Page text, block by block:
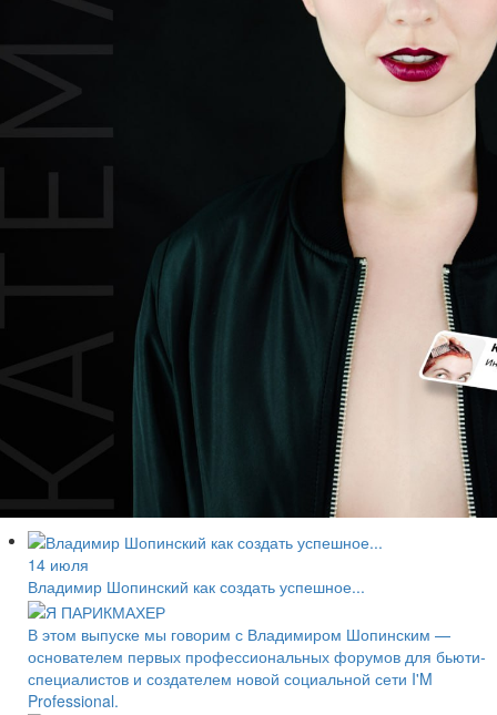
14 июля
Владимир Шопинский как создать успешное...
В этом выпуске мы говорим с Владимиром Шопинским —
основателем первых профессиональных форумов для бьюти-
специалистов и создателем новой социальной сети I'M
Professional.